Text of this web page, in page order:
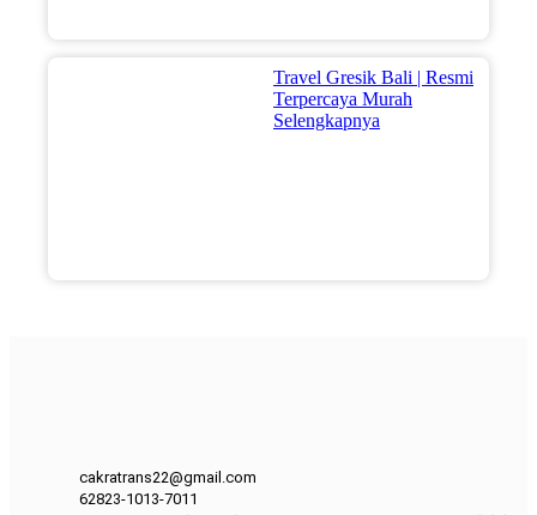
Travel Gresik Bali | Resmi
Terpercaya Murah
Selengkapnya
cakratrans22@gmail.com
62823-1013-7011